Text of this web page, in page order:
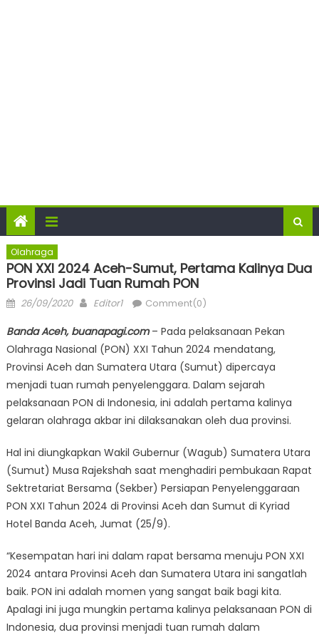
Olahraga
PON XXI 2024 Aceh-Sumut, Pertama Kalinya Dua
Provinsi Jadi Tuan Rumah PON
Posted
26/09/2020 Author
Editor1 Comment(0)
Banda Aceh, buanapagi.com– Pada pelaksanaan Pekan
Olahraga Nasional (PON) XXI Tahun 2024 mendatang,
Provinsi Aceh dan Sumatera Utara (Sumut) dipercaya
menjadi tuan rumah penyelenggara. Dalam sejarah
pelaksanaan PON di Indonesia, ini adalah pertama kalinya
gelaran olahraga akbar ini dilaksanakan oleh dua provinsi.
Hal ini diungkapkan Wakil Gubernur (Wagub) Sumatera Utara
(Sumut) Musa Rajekshah saat menghadiri pembukaan Rapat
Sektretariat Bersama (Sekber) Persiapan Penyelenggaraan
PON XXI Tahun 2024 di Provinsi Aceh dan Sumut di Kyriad
Hotel Banda Aceh, Jumat (25/9).
“Kesempatan hari ini dalam rapat bersama menuju PON XXI
2024 antara Provinsi Aceh dan Sumatera Utara ini sangatlah
baik. PON ini adalah momen yang sangat baik bagi kita.
Apalagi ini juga mungkin pertama kalinya pelaksanaan PON di
Indonesia, dua provinsi menjadi tuan rumah dalam